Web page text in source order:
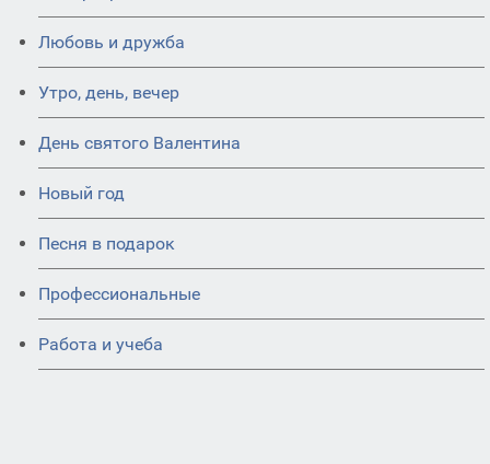
Любовь и дружба
Утро, день, вечер
День святого Валентина
Новый год
Песня в подарок
Профессиональные
Работа и учеба